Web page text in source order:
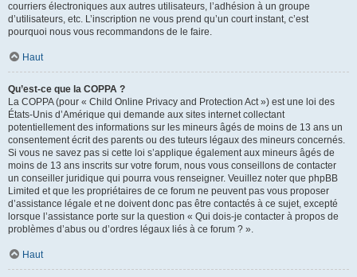
courriers électroniques aux autres utilisateurs, l’adhésion à un groupe
d’utilisateurs, etc. L’inscription ne vous prend qu’un court instant, c’est
pourquoi nous vous recommandons de le faire.
Haut
Qu’est-ce que la COPPA ?
La COPPA (pour « Child Online Privacy and Protection Act ») est une loi des
États-Unis d’Amérique qui demande aux sites internet collectant
potentiellement des informations sur les mineurs âgés de moins de 13 ans un
consentement écrit des parents ou des tuteurs légaux des mineurs concernés.
Si vous ne savez pas si cette loi s’applique également aux mineurs âgés de
moins de 13 ans inscrits sur votre forum, nous vous conseillons de contacter
un conseiller juridique qui pourra vous renseigner. Veuillez noter que phpBB
Limited et que les propriétaires de ce forum ne peuvent pas vous proposer
d’assistance légale et ne doivent donc pas être contactés à ce sujet, excepté
lorsque l’assistance porte sur la question « Qui dois-je contacter à propos de
problèmes d’abus ou d’ordres légaux liés à ce forum ? ».
Haut